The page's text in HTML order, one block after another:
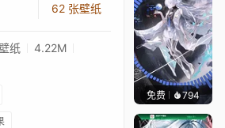
62 张壁纸
纸
4.22M
免费 794鲨鲨啊